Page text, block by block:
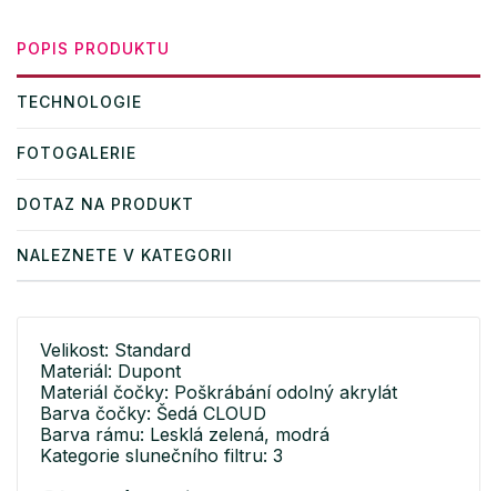
POPIS PRODUKTU
TECHNOLOGIE
FOTOGALERIE
DOTAZ NA PRODUKT
NALEZNETE V KATEGORII
Velikost: Standard
Materiál: Dupont
Materiál čočky: Poškrábání odolný akrylát
Barva čočky: Šedá CLOUD
Barva rámu: Lesklá zelená, modrá
Kategorie slunečního filtru: 3